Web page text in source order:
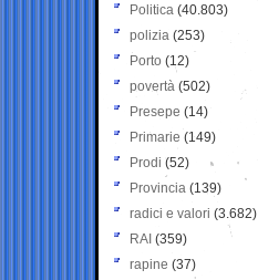
Politica (40.803)
polizia (253)
Porto (12)
povertà (502)
Presepe (14)
Primarie (149)
Prodi (52)
Provincia (139)
radici e valori (3.682)
RAI (359)
rapine (37)